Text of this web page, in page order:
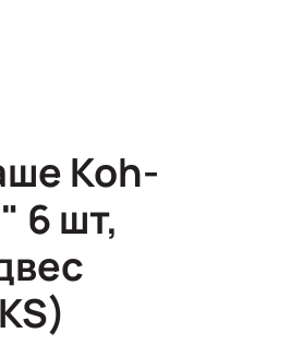
Koh-
6 шт,